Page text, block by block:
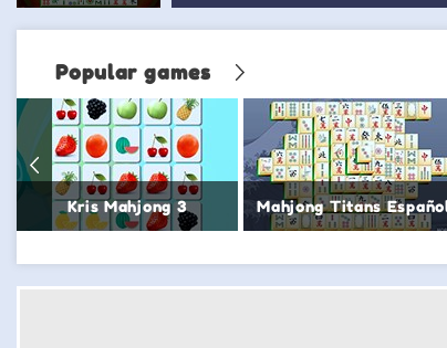
Popular games
Kris Mahjong 3 Mahjong Titans